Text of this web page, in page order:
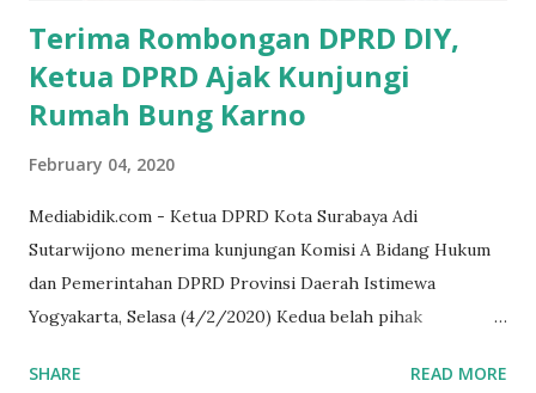
Terima Rombongan DPRD DIY,
Ketua DPRD Ajak Kunjungi
Rumah Bung Karno
February 04, 2020
Mediabidik.com - Ketua DPRD Kota Surabaya Adi
Sutarwijono menerima kunjungan Komisi A Bidang Hukum
dan Pemerintahan DPRD Provinsi Daerah Istimewa
Yogyakarta, Selasa (4/2/2020) Kedua belah pihak
memperkuat Demokrasi Pancasila. Turut dalam rombongan
SHARE READ MORE